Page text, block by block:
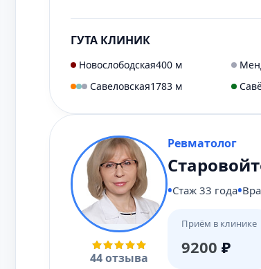
ГУТА КЛИНИК
Новослободская400 м
Савеловская1783 м
44 отзыва
Ревматолог
Стаж 33 года
Приём в клинике
9200 ₽